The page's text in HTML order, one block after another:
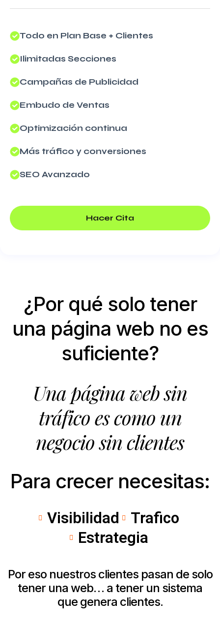
Todo en Plan Base + Clientes
Ilimitadas Secciones
Campañas de Publicidad
Embudo de Ventas
Optimización continua
Más tráfico y conversiones
SEO Avanzado
Hacer Cita
¿Por qué solo tener
una página web no es
suficiente?
Una página web sin
tráfico es como un
negocio sin clientes
Para crecer necesitas:
Visibilidad
Trafico
Estrategia
Por eso nuestros clientes pasan de solo
tener una web… a tener un sistema
que genera clientes.